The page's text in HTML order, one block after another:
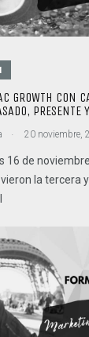
GROWTH CON
PRESENTE Y
20 noviembre,
16 de
la tercera